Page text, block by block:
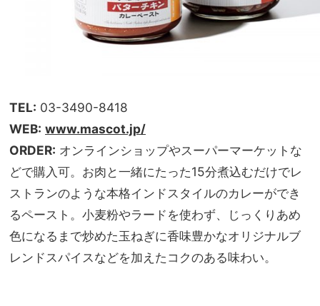
TEL: 03-3490-8418
WEB: www.mascot.jp/
ORDER: オンラインショップやスーパーマーケットな
どで購入可。お肉と一緒にたった15分煮込むだけでレ
ストランのような本格インドスタイルのカレーができ
るペースト。小麦粉やラードを使わず、じっくりあめ
色になるまで炒めた玉ねぎに香味豊かなオリジナルブ
レンドスパイスなどを加えたコクのある味わい。